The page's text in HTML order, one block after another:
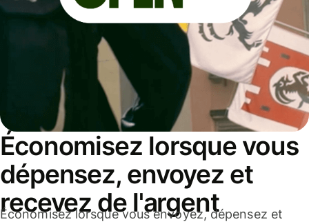
Économisez lorsque vous
dépensez, envoyez et
recevez de l'argent
Économisez lorsque vous envoyez, dépensez et